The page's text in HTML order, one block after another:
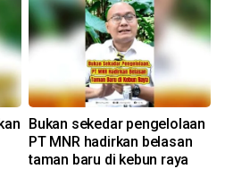
Bukan sekedar pengelolaan
PT MNR hadirkan belasan
taman baru di kebun raya